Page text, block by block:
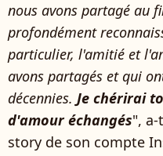
nous avons partagé au
profondément
particulier, l'amitié et
avons partagés et qui
décennies. Je chérirai
d'amour échangés",
story de son compte